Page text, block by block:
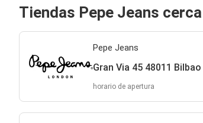
Tiendas Pepe Jeans
Pepe Jeans
Gran Via 45 48011 Bilbao
horario de apertura